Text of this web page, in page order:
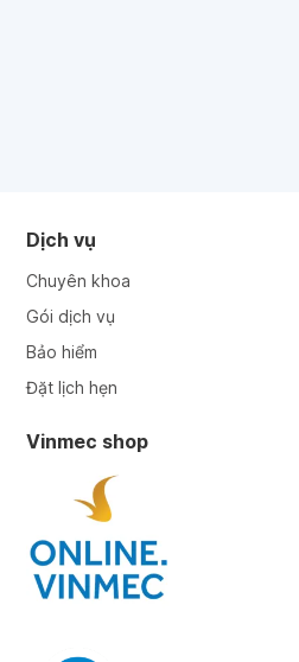
Dịch vụ
Chuyên khoa
Gói dịch vụ
Bảo hiểm
Đặt lịch hẹn
Vinmec shop